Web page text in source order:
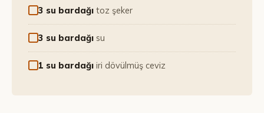
3 su bardağı toz şeker
3 su bardağı su
1 su bardağı iri dövülmüş ceviz